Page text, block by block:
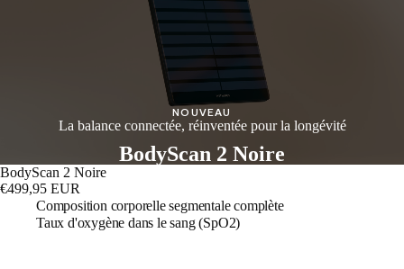
NOUVEAU
La balance connectée, réinventée pour la longévité
BodyScan 2 Noire
BodyScan 2 Noire
€499,95 EUR
Composition corporelle segmentale complète
Taux d'oxygène dans le sang (SpO2)